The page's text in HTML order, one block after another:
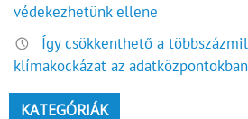
védekezhetünk ellene
Így csökkenthető a
klímakockázat az adatközpontokban
KATEGÓRIÁK